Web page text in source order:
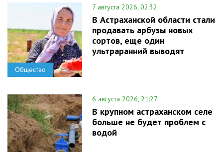
Общество
7 августа 2026, 02:32
В Астраханской области стали
продавать арбузы новых
сортов, еще один
ультраранний выводят
6 августа 2026, 21:27
В крупном астраханском селе
больше не будет проблем с
водой